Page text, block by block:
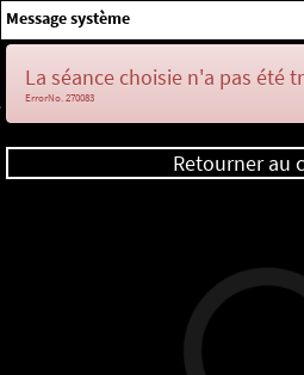
Message système
La séance choisie n'a pas été
ErrorNo. 270083
Retourner au